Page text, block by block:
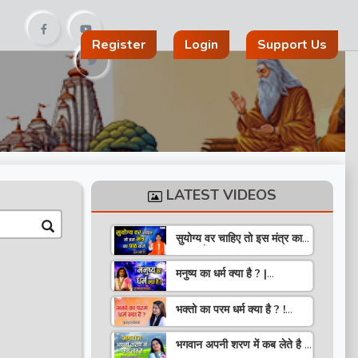
Register Login Support Us
LATEST VIDEOS
सुयोग्य वर चाहिए तो इस मंत्र का
पाठ करो ! Speech ! Pujya
Stuti Ji
मनुष्य का धर्म क्या है ? |
Aniruddhacharya Ji
Maharaj
भक्तो का परम धर्म क्या है ? !
Pravachan ! Pujya
Krishna Priya Ji
भगवान अपनी शरण में कब लेते है ?